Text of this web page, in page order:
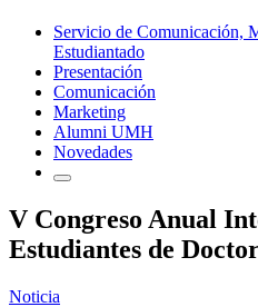
Servicio de Comunicación,
Estudiantado
Presentación
Comunicación
Marketing
Alumni UMH
Novedades
V Congreso Anual
Estudiantes de
Noticia